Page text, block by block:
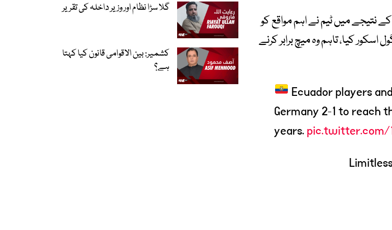
نتیجے میں ٹیم نے اہم مواقع کو
کیا، تاہم وہ میچ برابر کرنے
Ecuador players
Germany 2-1 to reach
years.pic.twitter.com/
گلا سڑا نظام اور وزیر داخلہ کی تقریر
کشمیر: بین الاقوامی قانون کیا کہتا
ہے؟